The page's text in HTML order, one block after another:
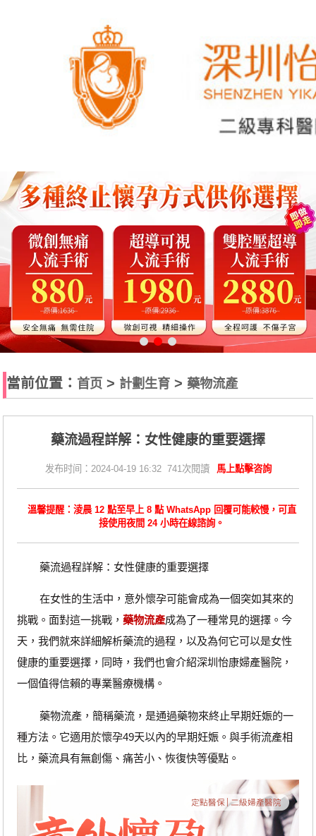
當前位置： 首页 > 計劃生育 > 藥物流產
​藥流過程詳解：女性健康的重要選擇
发布时间：2024-04-19 16:32 741次閱讀 馬上點擊咨詢
溫馨提醒：淩晨 12 點至早上 8 點 WhatsApp 回覆可能較慢，可直
接使用夜間 24 小時在線諮詢。
藥流過程詳解：女性健康的重要選擇
在女性的生活中，意外懷孕可能會成為一個突如其來的
挑戰。面對這一挑戰， 藥物流產成為了一種常見的選擇。今
天，我們就來詳細解析藥流的過程，以及為何它可以是女性
健康的重要選擇，同時，我們也會介紹深圳怡康婦產醫院，
一個值得信賴的專業醫療機構。
藥物流產，簡稱藥流，是通過藥物來終止早期妊娠的一
種方法。它適用於懷孕49天以內的早期妊娠。與手術流產相
比，藥流具有無創傷、痛苦小、恢復快等優點。